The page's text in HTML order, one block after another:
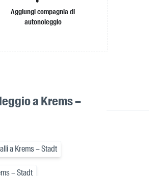
Aggiungi compagnia di
autonoleggio
a Krems –
a Krems – Stadt
– Stadt